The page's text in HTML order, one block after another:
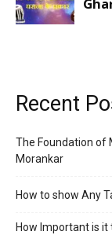
Recent
The Foundation of
Morankar
How to show Any
How Important is it